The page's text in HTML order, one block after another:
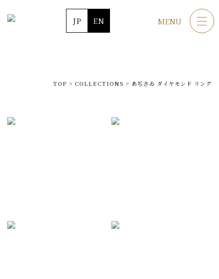
JP EN MENU
TOP > COLLECTIONS > あぢさゐ ダイヤモンド リング